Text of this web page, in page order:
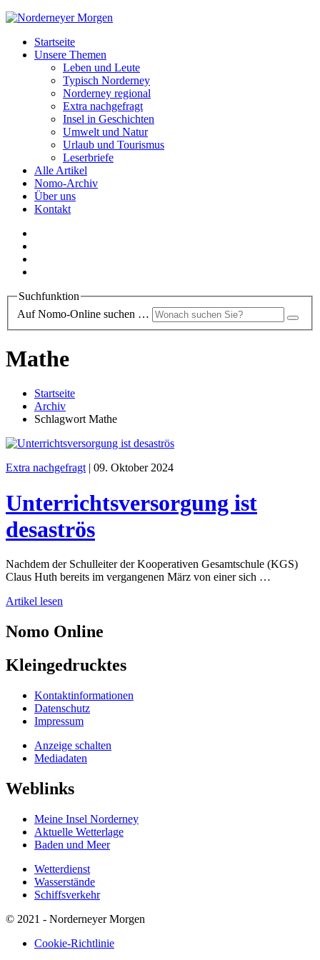
Startseite
Unsere Themen
Leben und Leute
Typisch Norderney
Norderney regional
Extra nachgefragt
Insel in Geschichten
Umwelt und Natur
Urlaub und Tourismus
Leserbriefe
Alle Artikel
Nomo-Archiv
Über uns
Kontakt
Suchfunktion
Auf Nomo-Online suchen …
Mathe
Startseite
Archiv
Schlagwort Mathe
Extra nachgefragt| 09. Oktober 2024
Unterrichtsversorgung ist
desaströs
Nachdem der Schulleiter der Kooperativen Gesamtschule (KGS)
Claus Huth bereits im vergangenen März von einer sich …
Artikel lesen
Nomo Online
Kleingedrucktes
Kontaktinformationen
Datenschutz
Impressum
Anzeige schalten
Mediadaten
Weblinks
Meine Insel Norderney
Aktuelle Wetterlage
Baden und Meer
Wetterdienst
Wasserstände
Schiffsverkehr
© 2021 - Norderneyer Morgen
Cookie-Richtlinie